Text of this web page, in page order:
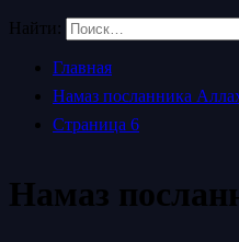
Найти:
Главная
Страница 6